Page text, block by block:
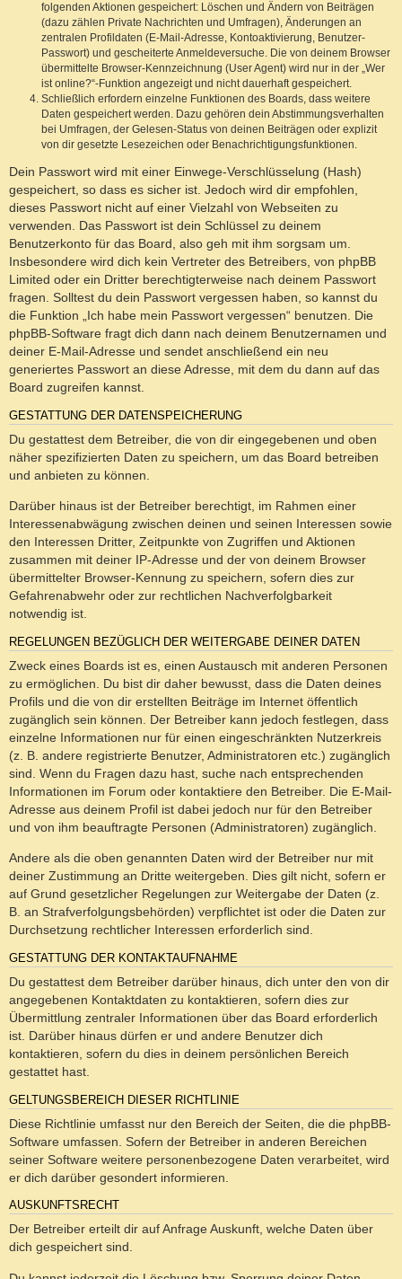
folgenden Aktionen gespeichert: Löschen und Ändern von Beiträgen
(dazu zählen Private Nachrichten und Umfragen), Änderungen an
zentralen Profildaten (E-Mail-Adresse, Kontoaktivierung, Benutzer-
Passwort) und gescheiterte Anmeldeversuche. Die von deinem Browser
übermittelte Browser-Kennzeichnung (User Agent) wird nur in der „Wer
ist online?“-Funktion angezeigt und nicht dauerhaft gespeichert.
Schließlich erfordern einzelne Funktionen des Boards, dass weitere
Daten gespeichert werden. Dazu gehören dein Abstimmungsverhalten
bei Umfragen, der Gelesen-Status von deinen Beiträgen oder explizit
von dir gesetzte Lesezeichen oder Benachrichtigungsfunktionen.
Dein Passwort wird mit einer Einwege-Verschlüsselung (Hash)
gespeichert, so dass es sicher ist. Jedoch wird dir empfohlen,
dieses Passwort nicht auf einer Vielzahl von Webseiten zu
verwenden. Das Passwort ist dein Schlüssel zu deinem
Benutzerkonto für das Board, also geh mit ihm sorgsam um.
Insbesondere wird dich kein Vertreter des Betreibers, von phpBB
Limited oder ein Dritter berechtigterweise nach deinem Passwort
fragen. Solltest du dein Passwort vergessen haben, so kannst du
die Funktion „Ich habe mein Passwort vergessen“ benutzen. Die
phpBB-Software fragt dich dann nach deinem Benutzernamen und
deiner E-Mail-Adresse und sendet anschließend ein neu
generiertes Passwort an diese Adresse, mit dem du dann auf das
Board zugreifen kannst.
GESTATTUNG DER DATENSPEICHERUNG
Du gestattest dem Betreiber, die von dir eingegebenen und oben
näher spezifizierten Daten zu speichern, um das Board betreiben
und anbieten zu können.
Darüber hinaus ist der Betreiber berechtigt, im Rahmen einer
Interessenabwägung zwischen deinen und seinen Interessen sowie
den Interessen Dritter, Zeitpunkte von Zugriffen und Aktionen
zusammen mit deiner IP-Adresse und der von deinem Browser
übermittelter Browser-Kennung zu speichern, sofern dies zur
Gefahrenabwehr oder zur rechtlichen Nachverfolgbarkeit
notwendig ist.
REGELUNGEN BEZÜGLICH DER WEITERGABE DEINER DATEN
Zweck eines Boards ist es, einen Austausch mit anderen Personen
zu ermöglichen. Du bist dir daher bewusst, dass die Daten deines
Profils und die von dir erstellten Beiträge im Internet öffentlich
zugänglich sein können. Der Betreiber kann jedoch festlegen, dass
einzelne Informationen nur für einen eingeschränkten Nutzerkreis
(z. B. andere registrierte Benutzer, Administratoren etc.) zugänglich
sind. Wenn du Fragen dazu hast, suche nach entsprechenden
Informationen im Forum oder kontaktiere den Betreiber. Die E-Mail-
Adresse aus deinem Profil ist dabei jedoch nur für den Betreiber
und von ihm beauftragte Personen (Administratoren) zugänglich.
Andere als die oben genannten Daten wird der Betreiber nur mit
deiner Zustimmung an Dritte weitergeben. Dies gilt nicht, sofern er
auf Grund gesetzlicher Regelungen zur Weitergabe der Daten (z.
B. an Strafverfolgungsbehörden) verpflichtet ist oder die Daten zur
Durchsetzung rechtlicher Interessen erforderlich sind.
GESTATTUNG DER KONTAKTAUFNAHME
Du gestattest dem Betreiber darüber hinaus, dich unter den von dir
angegebenen Kontaktdaten zu kontaktieren, sofern dies zur
Übermittlung zentraler Informationen über das Board erforderlich
ist. Darüber hinaus dürfen er und andere Benutzer dich
kontaktieren, sofern du dies in deinem persönlichen Bereich
gestattet hast.
GELTUNGSBEREICH DIESER RICHTLINIE
Diese Richtlinie umfasst nur den Bereich der Seiten, die die phpBB-
Software umfassen. Sofern der Betreiber in anderen Bereichen
seiner Software weitere personenbezogene Daten verarbeitet, wird
er dich darüber gesondert informieren.
AUSKUNFTSRECHT
Der Betreiber erteilt dir auf Anfrage Auskunft, welche Daten über
dich gespeichert sind.